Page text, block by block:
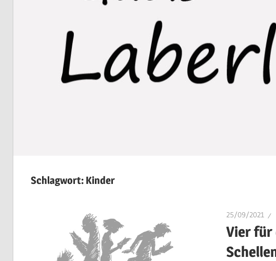
Schlagwort: Kinder
25/09/2021
Vier für